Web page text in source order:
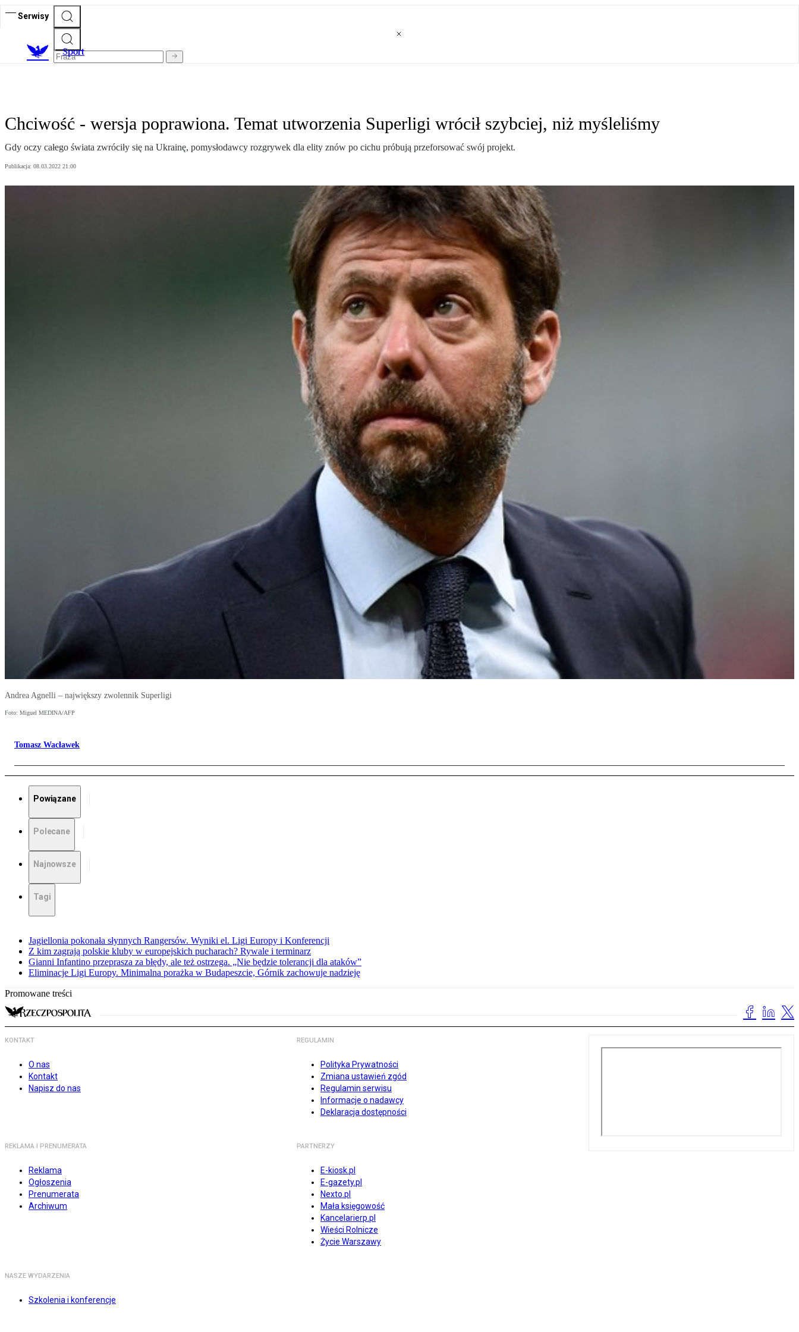
Serwisy
Sport
Chciwość - wersja poprawiona. Temat utworzenia Superligi wrócił szybciej, niż myśleliśmy
Gdy oczy całego świata zwróciły się na Ukrainę, pomysłodawcy rozgrywek dla elity znów po cichu próbują przeforsować swój projekt.
Publikacja: 08.03.2022 21:00
Andrea Agnelli – największy zwolennik Superligi
Foto: Miguel MEDINA/AFP
Tomasz Wacławek
Powiązane
Polecane
Najnowsze
Tagi
Jagiellonia pokonała słynnych Rangersów. Wyniki el. Ligi Europy i Konferencji
Z kim zagrają polskie kluby w europejskich pucharach? Rywale i terminarz
Gianni Infantino przeprasza za błędy, ale też ostrzega. „Nie będzie tolerancji dla ataków”
Eliminacje Ligi Europy. Minimalna porażka w Budapeszcie, Górnik zachowuje nadzieję
Promowane treści
KONTAKT
O nas
Kontakt
Napisz do nas
REGULAMIN
Polityka Prywatności
Zmiana ustawień zgód
Regulamin serwisu
Informacje o nadawcy
Deklaracja dostępności
REKLAMA I PRENUMERATA
Reklama
Ogłoszenia
Prenumerata
Archiwum
PARTNERZY
E-kiosk.pl
E-gazety.pl
Nexto.pl
Mała księgowość
Kancelarierp.pl
Wieści Rolnicze
Życie Warszawy
NASZE WYDARZENIA
Szkolenia i konferencje